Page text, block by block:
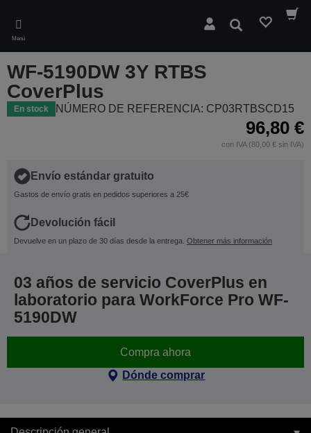
main
content
Menú
Buscar
WF-5190DW 3Y RTBS
CoverPlus
En stock NÚMERO DE REFERENCIA: CP03RTBSCD15
96,80 €
con IVA (80,00 € sin IVA)
Envío estándar gratuito
Gastos de envío gratis en pedidos superiores a 25€
Devolución fácil
Devuelve en un plazo de 30 días desde la entrega. Obtener más información
03 años de servicio CoverPlus en
laboratorio para WorkForce Pro WF-
5190DW
Compra ahora
Dónde comprar